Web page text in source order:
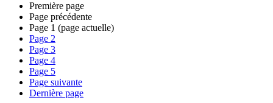
Première page
Page précédente
Page 1 (page actuelle)
Page 2
Page 3
Page 4
Page 5
Page suivante
Dernière page